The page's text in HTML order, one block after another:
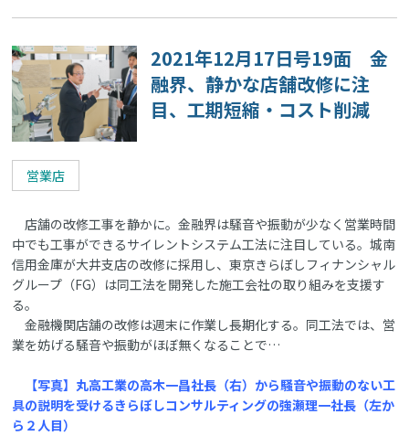
2021年12月17日号19面 金
融界、静かな店舗改修に注
目、工期短縮・コスト削減
営業店
店舗の改修工事を静かに。金融界は騒音や振動が少なく営業時間
中でも工事ができるサイレントシステム工法に注目している。城南
信用金庫が大井支店の改修に採用し、東京きらぼしフィナンシャル
グループ（FG）は同工法を開発した施工会社の取り組みを支援す
る。
金融機関店舗の改修は週末に作業し長期化する。同工法では、営
業を妨げる騒音や振動がほぼ無くなることで…
【写真】丸高工業の高木一昌社長（右）から騒音や振動のない工
具の説明を受けるきらぼしコンサルティングの強瀬理一社長（左か
ら２人目）